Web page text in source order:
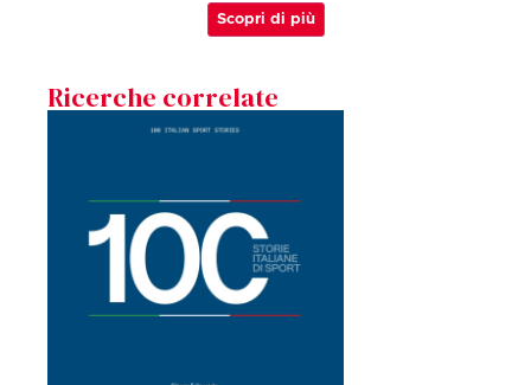
Scopri di più
Ricerche correlate